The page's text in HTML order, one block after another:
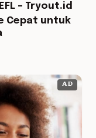
– Tryout.id
Cepat untuk
AD